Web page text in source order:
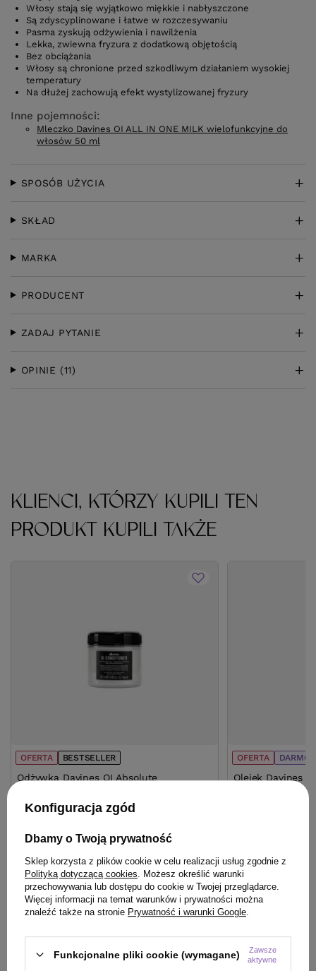
Włosy stają się wyjątkowo miękkie i nabłyszczone
Są zdyscyplinowane i łatwe w rozczesywaniu
Pasma zyskują odżywienia i nawilżenia
Lekka, zwiewna fryzura z dodatkową objętością
Bez obciążania
Włosy są chronione przed szkodliwym działaniem wysokiej
temperatury
Na dłużej zachowują efekt wystylizowanej fryzury
Inne pojemności:
Mleczko Davines OI ALL IN ONE MILK wielofunkcyjne do
włosów 50 ml
SPOSÓB UŻYCIA
SKŁAD
MARKA
PRODUCENT
ZADAJ PYTANIE
OPINIE (11)
KLIENCI, KTÓRZY KUPILI TEN
PRODUKT KUPILI TAKŻE
OFERTA BESTSELLER
Odżywka Davines OI Absolute
126,20 zł / szt.
(50,48 zł / 100ml)
126.2pktpunktów
Najniższa cena produktu w okresie 30 dni przed
wprowadzeniem obniżki:125,80 zł +1%
Cena katalogowa:164,00 zł -23%
OFERTA
Olejek Davines
Beautifying
152pktpunktów
Najniższa cena
wprowadzeniem
Cena katalogowa:
Konfiguracja zgód
Dbamy o Twoją prywatność
Sklep korzysta z plików cookie w celu realizacji usług zgodnie z
Polityką dotyczącą cookies . Możesz określić warunki
przechowywania lub dostępu do cookie w Twojej przeglądarce.
Więcej informacji na temat warunków i prywatności można
znaleźć także na stronie Prywatność i warunki Google
Funkcjonalne pliki cookie (wymagane)
Zawsze
aktywne